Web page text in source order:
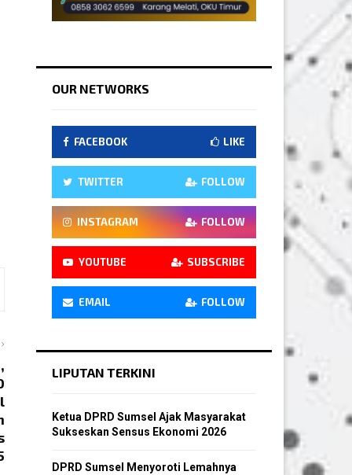
OUR NETWORKS
FACEBOOK LIKE
TWITTER FOLLOW
INSTAGRAM FOLLOW
YOUTUBE SUBSCRIBE
EMAIL FOLLOW
LIPUTAN TERKINI
Ketua DPRD Sumsel Ajak Masyarakat
Sukseskan Sensus Ekonomi 2026
DPRD Sumsel Menyoroti Lemahnya